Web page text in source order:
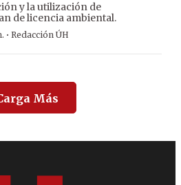
y la utilización de
de licencia ambiental.
· Redacción ÚH
Más